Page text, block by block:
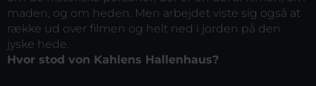
maden, og om heden. Men arbejdet viste sig også at
række ud over filmen og helt ned i jorden på den
jyske hede.
Hvor stod von Kahlens Hallenhaus?